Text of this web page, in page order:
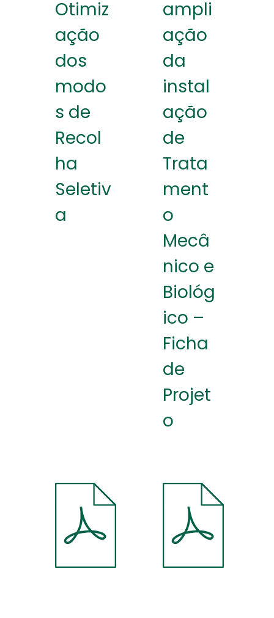
Otimiz
ação
dos
modo
s de
Recol
ha
Seletiv
a
ampli
ação
da
instal
ação
de
Trata
ment
o
Mecâ
nico e
Biológ
ico –
Ficha
de
Projet
o